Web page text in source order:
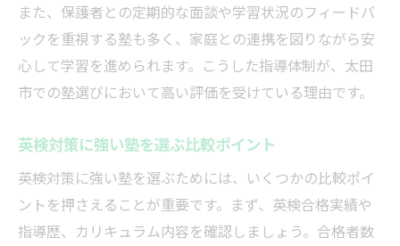
また、保護者との定期的な面談や学習状況のフィードバ
ックを重視する塾も多く、家庭との連携を図りながら安
心して学習を進められます。こうした指導体制が、太田
市での塾選びにおいて高い評価を受けている理由です。
英検対策に強い塾を選ぶ比較ポイント
英検対策に強い塾を選ぶためには、いくつかの比較ポイ
ントを押さえることが重要です。まず、英検合格実績や
指導歴、カリキュラム内容を確認しましょう。合格者数